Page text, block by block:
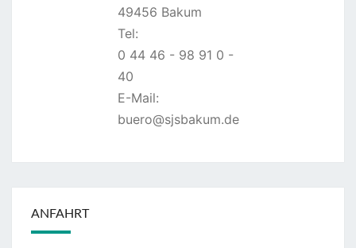
49456 Bakum
Tel:
0 44 46 - 98 91 0 -
40
E-Mail:
buero@sjsbakum.de
ANFAHRT